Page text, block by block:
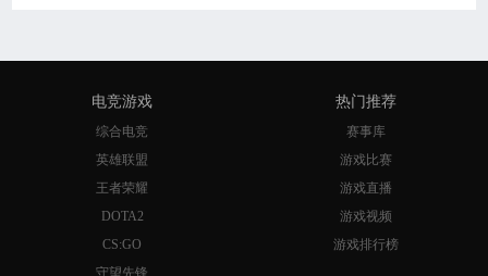
电竞游戏
综合电竞
英雄联盟
王者荣耀
DOTA2
CS:GO
守望先锋
热门推荐
赛事库
游戏比赛
游戏直播
游戏视频
游戏排行榜